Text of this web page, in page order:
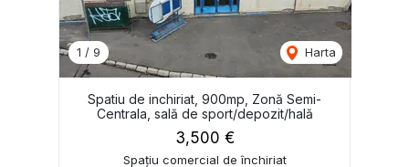
1 / 9 Harta
Spatiu de inchiriat, 900mp, Zonă Semi-
Centrala, sală de sport/depozit/hală
3,500 €
Spațiu comercial de închiriat